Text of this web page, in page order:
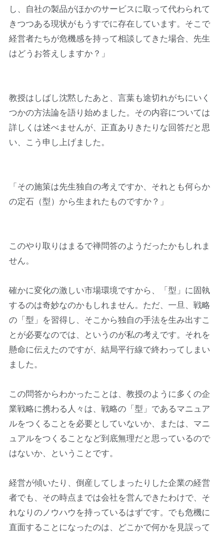
し、自社の製品がほかのサービスに取って代わられて
きつつある現状がもうすでに存在しています。そこで
経営者たちが危機感を持って相談してきた場合、先生
はどうお答えしますか？」
教授はしばし沈黙したあと、言葉も途切れがちにいく
つかの方法論を語り始めました。その内容については
詳しくは述べませんが、正直ありきたりな回答だと思
い、こう申し上げました。
「その施策は先生独自の考えですか、それとも何らか
の定石（型）から生まれたものですか？」
このやり取りはまるで禅問答のようだったかもしれま
せん。
確かに変化の激しい市場環境ですから、「型」に固執
するのは奇妙なのかもしれません。ただ、一旦、戦略
の「型」を習得し、そこから独自の手法を生み出すこ
とが必要なのでは、というのが私の考えです。それを
懸命に伝えたのですが、結局平行線で終わってしまい
ました。
この問答からわかったことは、教授のように多くの企
業戦略に携わる人々は、戦略の「型」であるマニュア
ルをつくることを必要としていないか、または、マニ
ュアルをつくることなど到底無理だと思っているので
はないか、ということです。
経営が傾いたり、倒産してしまったりした企業の経営
者でも、その時点までは会社を営んできたわけで、そ
れなりのノウハウを持っているはずです。でも危機に
直面することになったのは、どこかで何かを見誤って